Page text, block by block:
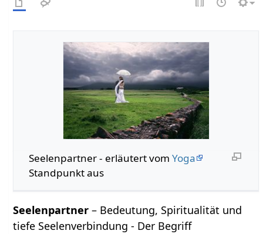
Seelenpartner - erläutert vom Yoga
Standpunkt aus
Seelenpartner – Bedeutung, Spiritualität und
tiefe Seelenverbindung - Der Begriff